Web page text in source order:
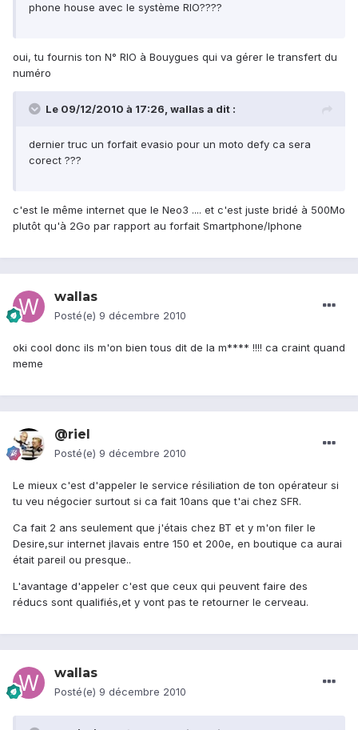
phone house avec le système RIO????
oui, tu fournis ton N° RIO à Bouygues qui va gérer le transfert du
numéro
Le 09/12/2010 à 17:26, wallas a dit :
dernier truc un forfait evasio pour un moto defy ca sera
corect ???
c'est le même internet que le Neo3 .... et c'est juste bridé à 500Mo
plutôt qu'à 2Go par rapport au forfait Smartphone/Iphone
wallas
Posté(e) 9 décembre 2010
oki cool donc ils m'on bien tous dit de la m**** !!!! ca craint quand
meme
@riel
Posté(e) 9 décembre 2010
Le mieux c'est d'appeler le service résiliation de ton opérateur si
tu veu négocier surtout si ca fait 10ans que t'ai chez SFR.
Ca fait 2 ans seulement que j'étais chez BT et y m'on filer le
Desire,sur internet jlavais entre 150 et 200e, en boutique ca aurai
était pareil ou presque..
L'avantage d'appeler c'est que ceux qui peuvent faire des
réducs sont qualifiés,et y vont pas te retourner le cerveau.
wallas
Posté(e) 9 décembre 2010